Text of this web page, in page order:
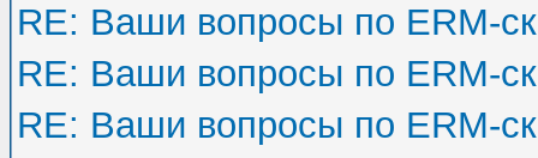
RE: Ваши вопросы по ERM-
RE: Ваши вопросы по ERM-
RE: Ваши вопросы по ERM-